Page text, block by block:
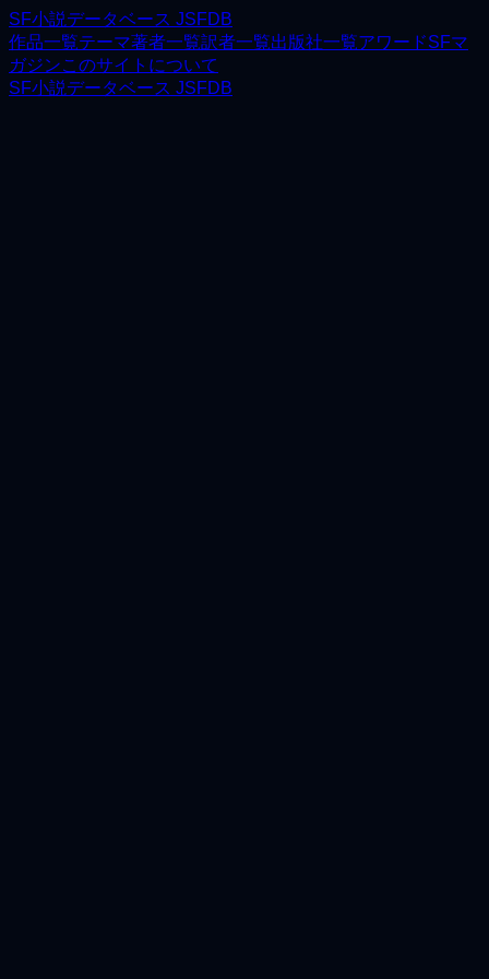
SF小説データベース JSFDB
作品一覧テーマ著者一覧訳者一覧出版社一覧アワードSFマ
ガジンこのサイトについて
SF小説データベース JSFDB